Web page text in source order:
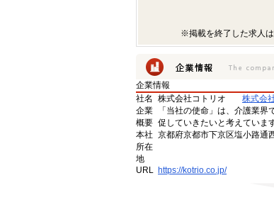
※掲載を終了した求人は
企業情報
社名
株式会社コトリオ
株式会
企業
概要
「当社の使命」は、介護業
促していきたいと考えてい
本社
所在
地
京都府京都市下京区塩小路通
URL https://kotrio.co.jp/